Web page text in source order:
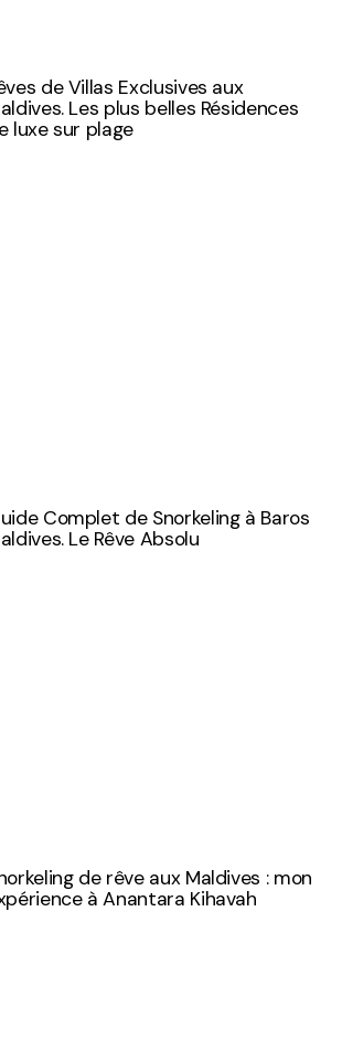
de Villas Exclusives aux
Les plus belles Résidences
luxe sur plage
Complet de Snorkeling à Baros
Le Rêve Absolu
de rêve aux Maldives : mon
à Anantara Kihavah